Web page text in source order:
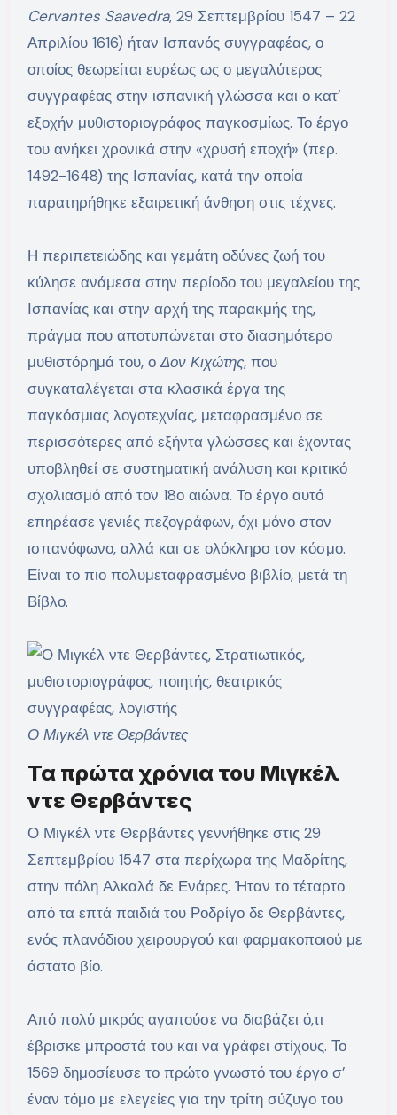
Cervantes Saavedra, 29 Σεπτεμβρίου 1547 – 22
Απριλίου 1616) ήταν Ισπανός συγγραφέας, ο
οποίος θεωρείται ευρέως ως ο μεγαλύτερος
συγγραφέας στην ισπανική γλώσσα και ο κατ’
εξοχήν μυθιστοριογράφος παγκοσμίως. Το έργο
του ανήκει χρονικά στην «χρυσή εποχή» (περ.
1492-1648) της Ισπανίας, κατά την οποία
παρατηρήθηκε εξαιρετική άνθηση στις τέχνες.
Η περιπετειώδης και γεμάτη οδύνες ζωή του
κύλησε ανάμεσα στην περίοδο του μεγαλείου της
Ισπανίας και στην αρχή της παρακμής της,
πράγμα που αποτυπώνεται στο διασημότερο
μυθιστόρημά του, οΔον Κιχώτης, που
συγκαταλέγεται στα κλασικά έργα της
παγκόσμιας λογοτεχνίας, μεταφρασμένο σε
περισσότερες από εξήντα γλώσσες και έχοντας
υποβληθεί σε συστηματική ανάλυση και κριτικό
σχολιασμό από τον 18ο αιώνα. Το έργο αυτό
επηρέασε γενιές πεζογράφων, όχι μόνο στον
ισπανόφωνο, αλλά και σε ολόκληρο τον κόσμο.
Είναι το πιο πολυμεταφρασμένο βιβλίο, μετά τη
Βίβλο.
Ο Μιγκέλ ντε Θερβάντες
Τα πρώτα χρόνια του Μιγκέλ
ντε Θερβάντες
Ο Μιγκέλ ντε Θερβάντες γεννήθηκε στις 29
Σεπτεμβρίου 1547 στα περίχωρα της Μαδρίτης,
στην πόλη Αλκαλά δε Ενάρες. Ήταν το τέταρτο
από τα επτά παιδιά του Ροδρίγο δε Θερβάντες,
ενός πλανόδιου χειρουργού και φαρμακοποιού με
άστατο βίο.
Από πολύ μικρός αγαπούσε να διαβάζει ό,τι
έβρισκε μπροστά του και να γράφει στίχους. Το
1569 δημοσίευσε το πρώτο γνωστό του έργο σ’
έναν τόμο με ελεγείες για την τρίτη σύζυγο του